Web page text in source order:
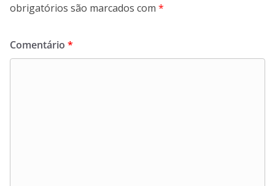
obrigatórios são marcados com *
Comentário *